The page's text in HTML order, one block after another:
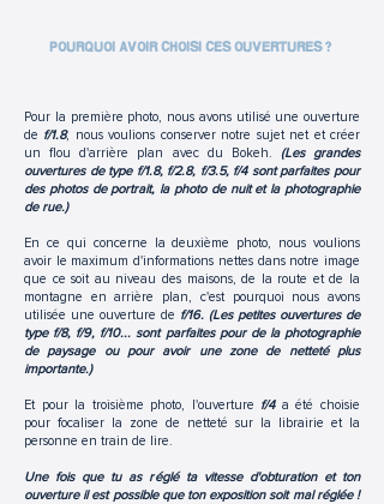
POURQUOI AVOIR CHOISI CES OUVERTURES ?
Pour la première photo, nous avons utilisé une ouverture
de f/1.8, nous voulions conserver notre sujet net et créer
un flou d'arrière plan avec du Bokeh. (Les grandes
ouvertures de type f/1.8, f/2.8, f/3.5, f/4 sont parfaites pour
des photos de portrait, la photo de nuit et la photographie
de rue.)
En ce qui concerne la deuxième photo, nous voulions
avoir le maximum d'informations nettes dans notre image
que ce soit au niveau des maisons, de la route et de la
montagne en arrière plan, c'est pourquoi nous avons
utilisée une ouverture de f/16. (Les petites ouvertures de
type f/8, f/9, f/10... sont parfaites pour de la photographie
de paysage ou pour avoir une zone de netteté plus
importante.)
Et pour la troisième photo, l'ouverture f/4 a été choisie
pour focaliser la zone de netteté sur la librairie et la
personne en train de lire.
Une fois que tu as réglé tavitesse d'obturation et ton
ouverture il est possible que ton exposition soit mal réglée !